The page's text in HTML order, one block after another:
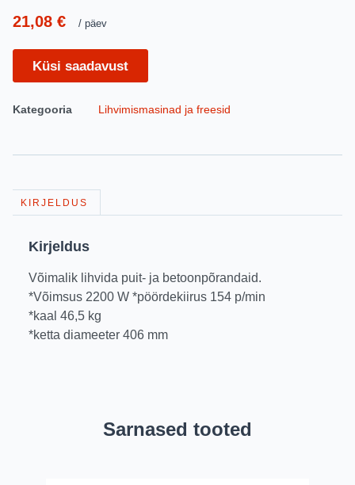
21,08 € päev
Küsi saadavust
Kategooria Lihvimismasinad ja freesid
KIRJELDUS
Kirjeldus
Võimalik lihvida puit- ja betoonpõrandaid.
*Võimsus 2200 W *pöördekiirus 154 p/min
*kaal 46,5 kg
*ketta diameeter 406 mm
Sarnased tooted